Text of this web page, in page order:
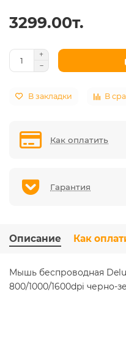
3299.00т.
В закладки В
Как оплатить
Гарантия
Описание Как
Мышь беспроводная
800/1000/1600dpi черно-